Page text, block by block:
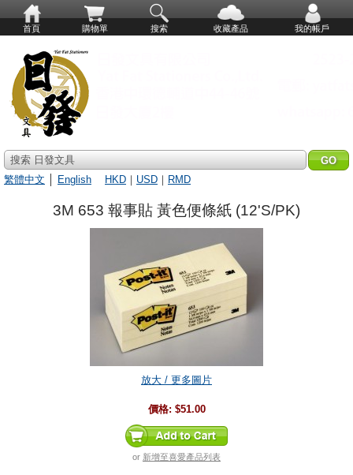
首頁 購物單 搜索 收藏產品 我的帳戶
搜索 日發文具
繁體中文
English HKD ｜ USD ｜ RMD
3M 653 報事貼 黃色便條紙 (12'S/PK)
放大 / 更多圖片
價格: $51.00
or 新增至喜愛產品列表